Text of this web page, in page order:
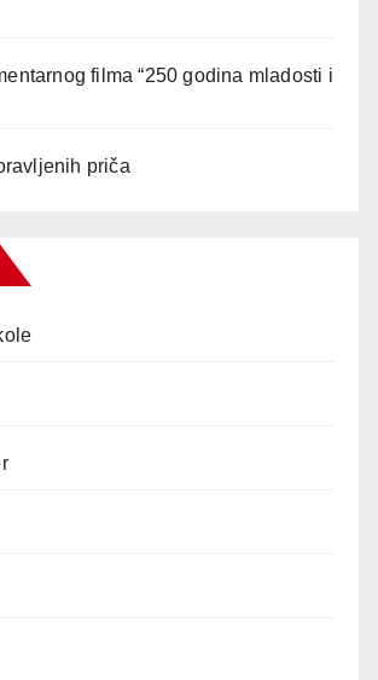
filma “250 godina mladosti i
priča